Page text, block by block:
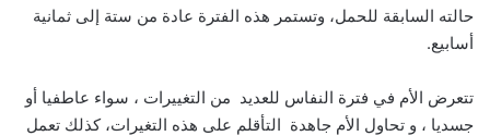
حالته السابقة للحمل، وتستمر هذه الفترة عادة من ستة إلى ثمانية
أسابيع.
تتعرض الأم في فترة النفاس للعديد من التغييرات ، سواء عاطفيا أو
جسديا ، و تحاول الأم جاهدة التأقلم على هذه التغيرات، كذلك تعمل